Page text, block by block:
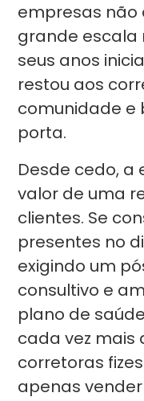
empresas
grande escala
seus anos
restou aos
comunidade e
porta.
Desde cedo, a
valor de uma
clientes. Se
presentes no
exigindo um
consultivo e
plano de
cada vez mais
corretoras
apenas